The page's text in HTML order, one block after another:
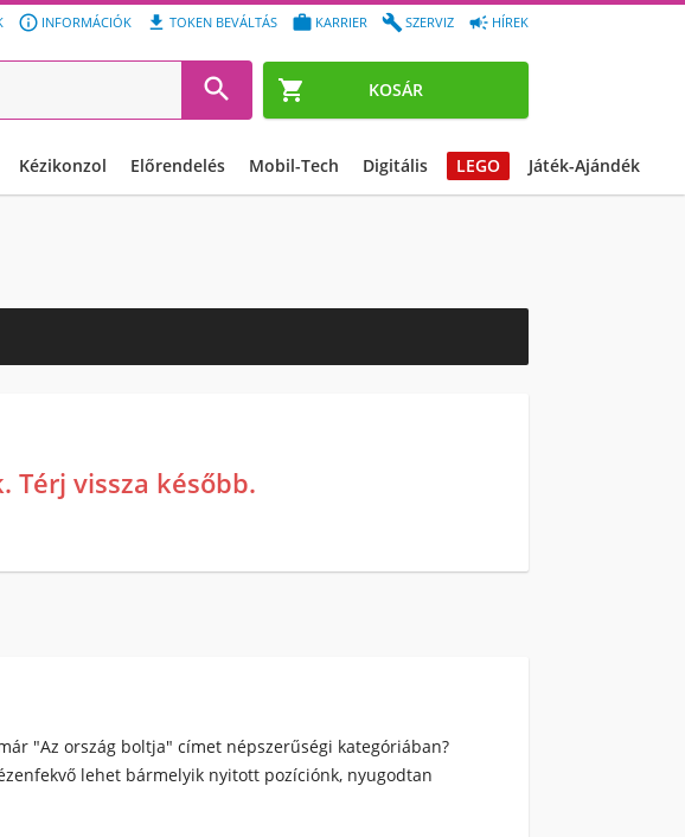
 KOSÁR
 HÍREK
 SZERVIZ
 KARRIER
 TOKEN BEVÁLTÁS
 INFORMÁCIÓK

Kézikonzol Előrendelés Mobil-Tech Digitális LEGO Játék-Ajándék
Térj vissza később.
"Az ország boltja" címet népszerűségi kategóriában?
lehet bármelyik nyitott pozíciónk, nyugodtan